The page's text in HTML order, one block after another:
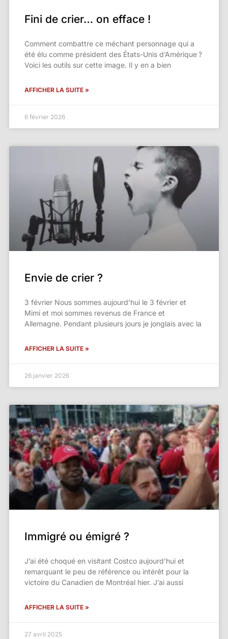
Fini de crier… on efface !
Comment combattre ce méchant personnage qui a
été élu comme président des États-Unis d’Amérique ?
Voici les outils sur cette image. Il y en a bien
AFFICHER LA SUITE »
6 février 2026
Envie de crier ?
3 février Nous sommes aujourd’hui le 3 février et
Mimi et moi sommes revenus de France et
Allemagne. Pendant plusieurs jours je jonglais avec la
AFFICHER LA SUITE »
26 janvier 2026
Immigré ou émigré ?
J’ai été choqué en visitant Costco aujourd’hui et
remarquant le peu de référence ou intérêt pour la
victoire du Canadien de Montréal hier. J’ai aussi
AFFICHER LA SUITE »
27 avril 2025